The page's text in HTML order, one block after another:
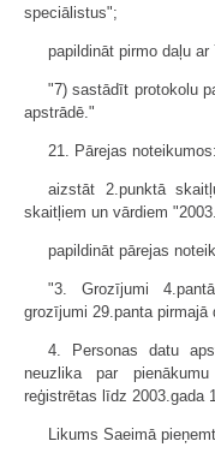
speciālistus";
papildināt pirmo daļu
"7) sastādīt protokolu
apstrādē."
21. Pārejas noteikumos:
aizstāt 2.punktā
skaitļiem un vārdiem
papildināt pārejas
"3. Grozījumi
grozījumi 29.panta pirmajā
4. Personas datu
neuzlika par
reģistrētas līdz 2003.gada
Likums Saeimā